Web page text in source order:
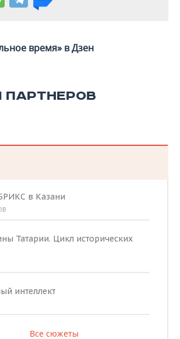
время» в Дзен
ПАРТНЕРОВ
в Казани
Татарии. Цикл исторических
интеллект
Все сюжеты